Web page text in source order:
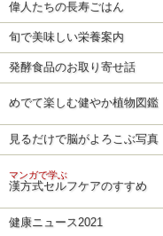
偉人たちの長寿ごはん
旬で美味しい栄養案内
発酵食品のお取り寄せ話
めでて楽しむ健やか植物図鑑
見るだけで脳がよろこぶ写真
マンガで学ぶ
漢方式セルフケアのすすめ
健康ニュース2021